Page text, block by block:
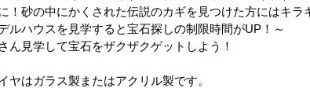
！砂の中にかくされた伝説のカギを見つけた方にはキラ
ルハウスを見学すると宝石探しの制限時間がUP！～
ん見学して宝石をザクザクゲットしよう！
ヤはガラス製またはアクリル製です。